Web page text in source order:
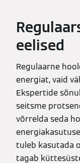
eelised
Regulaarne
energiat, vaid
Ekspertide
seitsme
võrrelda seda
tuleb kasutada
tagab